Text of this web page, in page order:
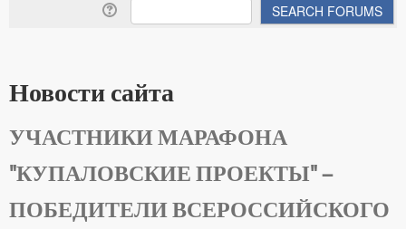
Новости сайта
УЧАСТНИКИ МАРАФОНА
"КУПАЛОВСКИЕ ПРОЕКТЫ" –
ПОБЕДИТЕЛИ ВСЕРОССИЙСКОГО